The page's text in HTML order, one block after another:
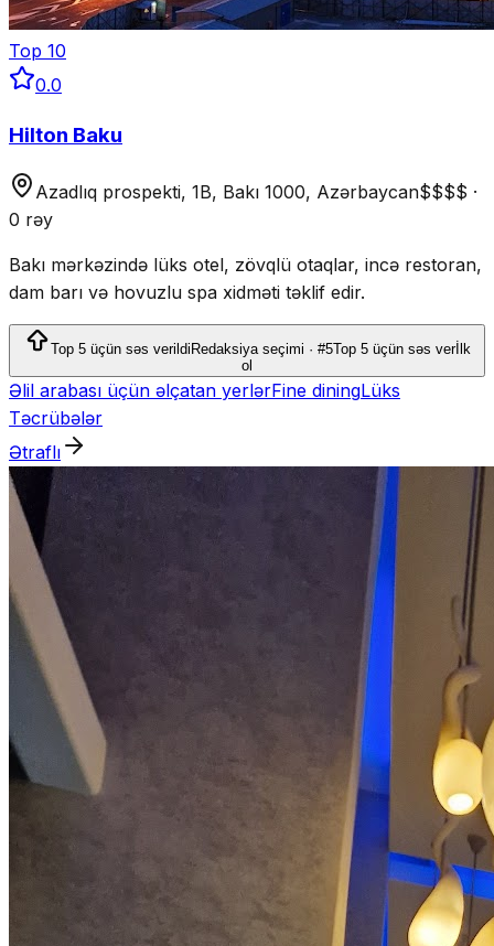
Top 10
0.0
Hilton Baku
Azadlıq prospekti, 1B, Bakı 1000, Azərbaycan$$$$ ·
0 rəy
Bakı mərkəzində lüks otel, zövqlü otaqlar, incə restoran,
dam barı və hovuzlu spa xidməti təklif edir.
Top 5 üçün səs verildi Redaksiya seçimi · #5Top 5 üçün səs verİlk
ol
Əlil arabası üçün əlçatan yerlərFine diningLüks
Təcrübələr
Ətraflı